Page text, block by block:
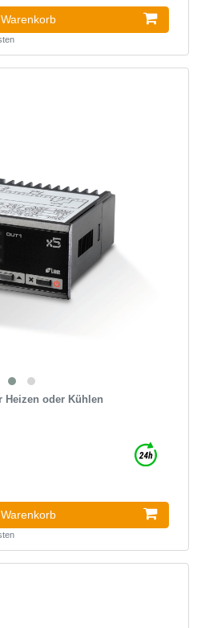
Heizen oder Kühlen